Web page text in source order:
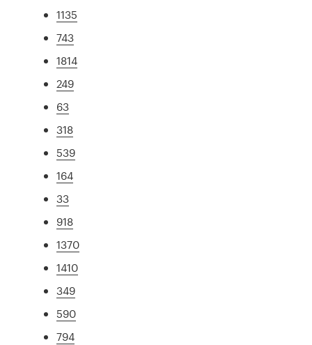
1135
743
1814
249
63
318
539
164
33
918
1370
1410
349
590
794